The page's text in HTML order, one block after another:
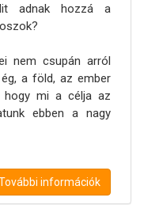
adnak hozzá a
nem csupán arról
a föld, az ember
hogy mi a célja az
ebben a nagy
információk